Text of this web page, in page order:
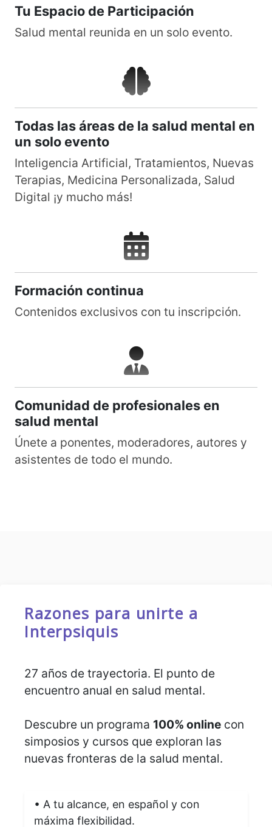
Tu Espacio de Participación
Salud mental reunida en un solo evento.
Todas las áreas de la salud mental en
un solo evento
Inteligencia Artificial, Tratamientos, Nuevas
Terapias, Medicina Personalizada, Salud
Digital ¡y mucho más!
Formación continua
Contenidos exclusivos con tu inscripción.
Comunidad de profesionales en
salud mental
Únete a ponentes, moderadores, autores y
asistentes de todo el mundo.
Razones para unirte a
Interpsiquis
27 años de trayectoria. El punto de
encuentro anual en salud mental.
Descubre un programa 100% online con
simposios y cursos que exploran las
nuevas fronteras de la salud mental.
• A tu alcance, en español y con
máxima flexibilidad.